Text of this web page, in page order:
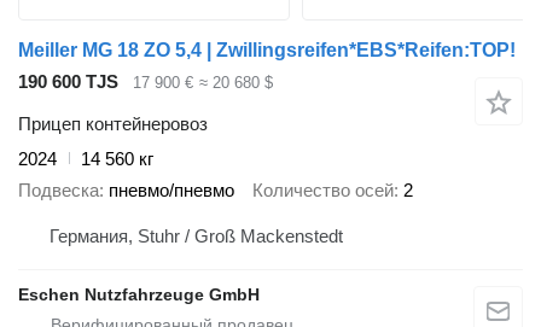
Meiller MG 18 ZO 5,4 | Zwillingsreifen*EBS*Reifen:TOP!
190 600 TJS
17 900 € ≈ 20 680 $
Прицеп контейнеровоз
2024
14 560 кг
Подвеска пневмо/пневмо Количество осей 2
Германия, Stuhr / Groß Mackenstedt
Eschen Nutzfahrzeuge GmbH